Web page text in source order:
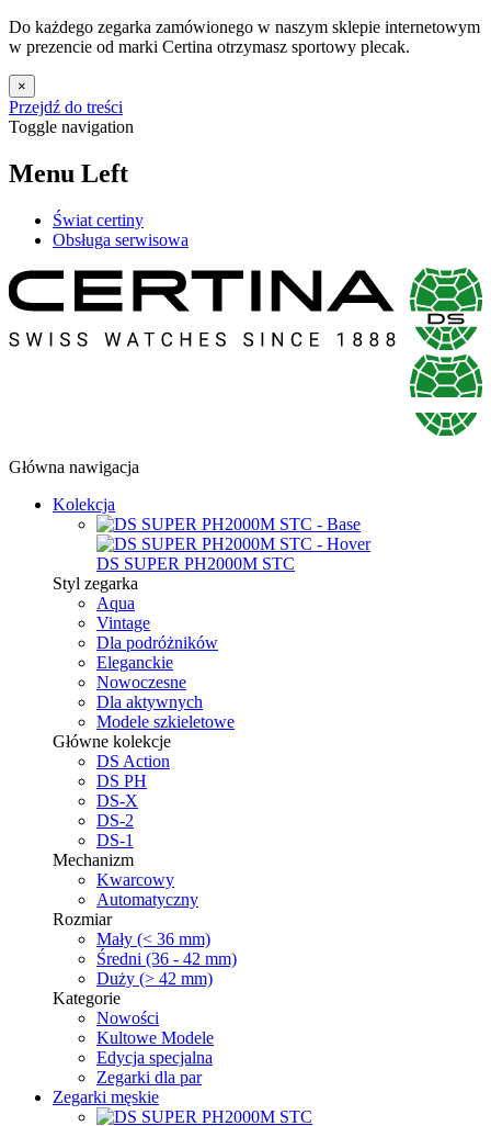
Do każdego zegarka zamówionego w naszym sklepie internetowym
w prezencie od marki Certina otrzymasz sportowy plecak.
×
Przejdź do treści
Toggle navigation
Menu Left
Świat certiny
Obsługa serwisowa
Główna nawigacja
Kolekcja
DS SUPER PH2000M STC
Styl zegarka
Aqua
Vintage
Dla podróżników
Eleganckie
Nowoczesne
Dla aktywnych
Modele szkieletowe
Główne kolekcje
DS Action
DS PH
DS-X
DS-2
DS-1
Mechanizm
Kwarcowy
Automatyczny
Rozmiar
Mały (< 36 mm)
Średni (36 - 42 mm)
Duży (> 42 mm)
Kategorie
Nowości
Kultowe Modele
Edycja specjalna
Zegarki dla par
Zegarki męskie